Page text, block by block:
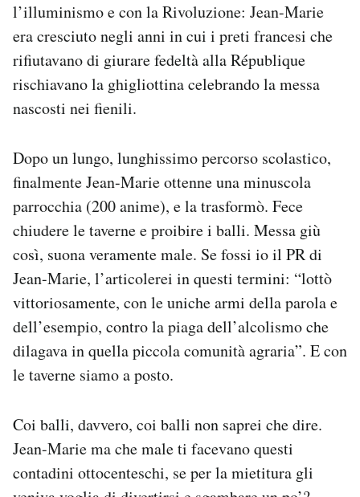
l’illuminismo e con la Rivoluzione: Jean-Marie
era cresciuto negli anni in cui i preti francesi che
rifiutavano di giurare fedeltà alla République
rischiavano la ghigliottina celebrando la messa
nascosti nei fienili.
Dopo un lungo, lunghissimo percorso scolastico,
finalmente Jean-Marie ottenne una minuscola
parrocchia (200 anime), e la trasformò. Fece
chiudere le taverne e proibire i balli. Messa giù
così, suona veramente male. Se fossi io il PR di
Jean-Marie, l’articolerei in questi termini: “lottò
vittoriosamente, con le uniche armi della parola e
dell’esempio, contro la piaga dell’alcolismo che
dilagava in quella piccola comunità agraria”. E con
le taverne siamo a posto.
Coi balli, davvero, coi balli non saprei che dire.
Jean-Marie ma che male ti facevano questi
contadini ottocenteschi, se per la mietitura gli